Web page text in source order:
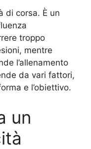
di corsa. È un
troppo
mentre
l’allenamento
da vari fattori,
e l’obiettivo.
un